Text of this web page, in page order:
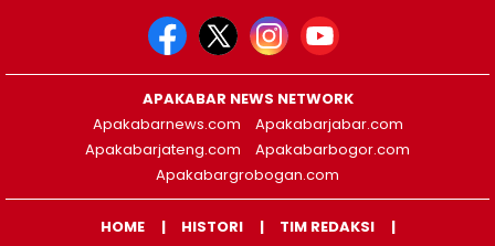
APAKABAR NEWS NETWORK
Apakabarnews.com
Apakabarjabar.com
Apakabarjateng.com
Apakabarbogor.com
Apakabargrobogan.com
HOME HISTORI
TIM REDAKSI